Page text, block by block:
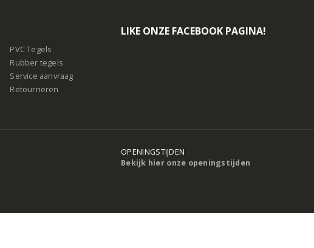
PVC Tegels
Rubber tegels
Service aanvraag
Retourneren
LIKE ONZE FACEBOOK PAGINA!
OPENINGSTIJDEN
Bekijk hier onze openingstijden